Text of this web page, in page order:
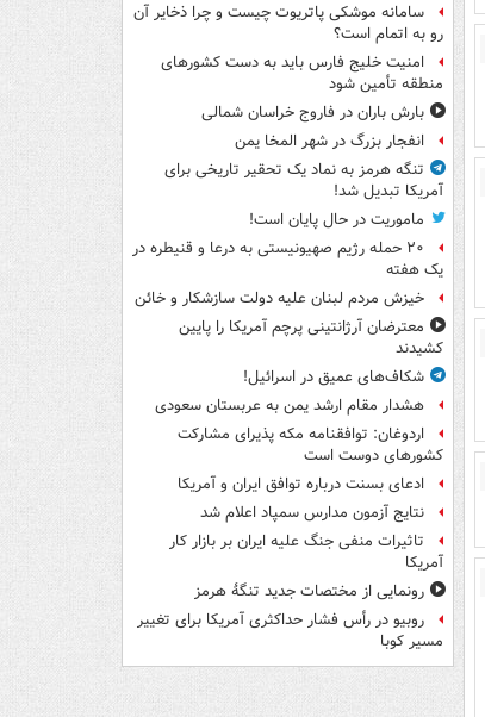
سامانه موشکی پاتریوت چیست و چرا ذخایر آن
رو به اتمام است؟
امنیت خلیج فارس باید به دست کشورهای
منطقه تأمین شود
بارش باران در فاروج خراسان شمالی
انفجار بزرگ در شهر المخا یمن
تنگه هرمز به نماد یک تحقیر تاریخی برای
آمریکا تبدیل شد!
ماموریت در حال پایان است!
۲۰ حمله رژیم صهیونیستی به درعا و قنیطره در
یک هفته
خیزش مردم لبنان علیه دولت سازشکار و خائن
معترضان آرژانتینی پرچم آمریکا را پایین
کشیدند
شکاف‌های عمیق در اسرائیل!
هشدار مقام ارشد یمن به عربستان سعودی
اردوغان: توافقنامه مکه پذیرای مشارکت
کشورهای دوست است
ادعای بسنت درباره توافق ایران و آمریکا
نتایج آزمون مدارس سمپاد اعلام شد
تاثیرات منفی جنگ علیه ایران بر بازار کار
آمریکا
رونمایی از مختصات جدید تنگۀ هرمز
روبیو در رأس فشار حداکثری آمریکا برای تغییر
مسیر کوبا